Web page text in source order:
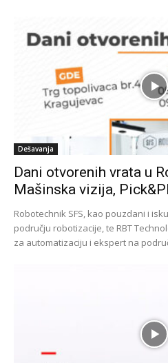
Dešavanja
Dani otvorenih vrata u
Mašinska vizija,
Robotechnik SFS, kao pouzdani i
području robotizacije, te RBT
za automatizaciju i ekspert na